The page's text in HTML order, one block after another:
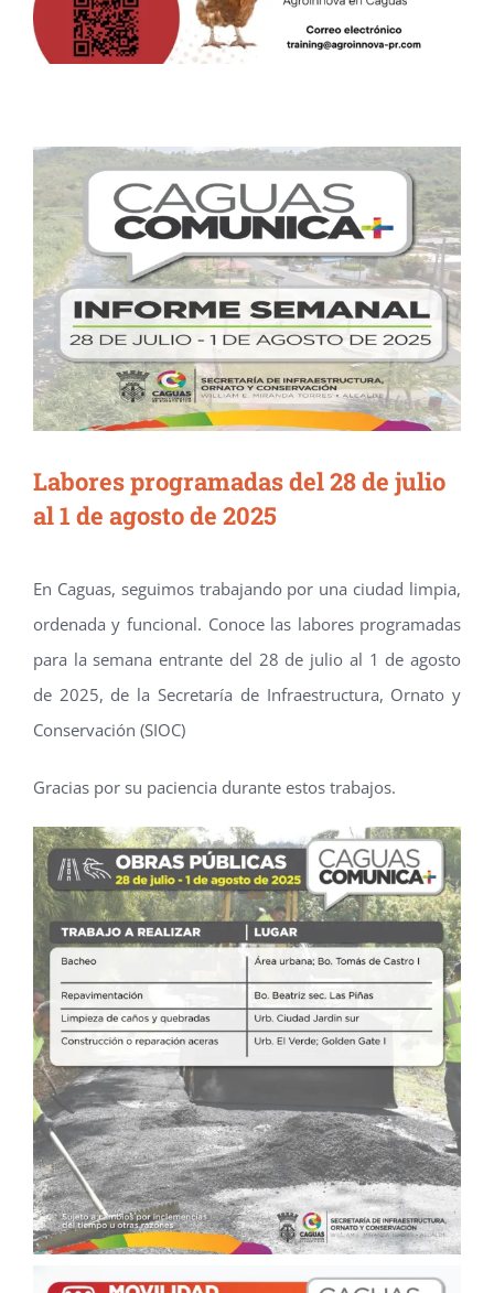
Labores programadas del 28 de julio
al 1 de agosto de 2025
En Caguas, seguimos trabajando por una ciudad limpia,
ordenada y funcional. Conoce las labores programadas
para la semana entrante del 28 de julio al 1 de agosto
de 2025, de la Secretaría de Infraestructura, Ornato y
Conservación (SIOC)
Gracias por su paciencia durante estos trabajos.